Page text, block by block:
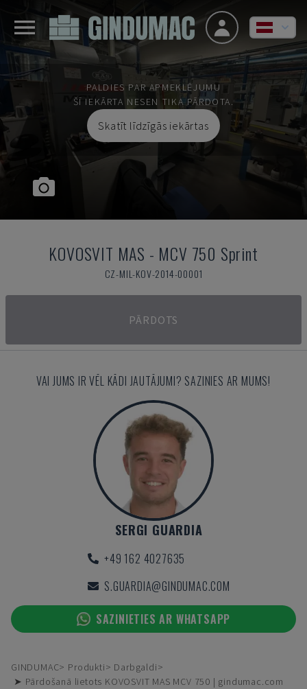
PALDIES PAR APMEKLĒJUMU
ŠĪ IEKĀRTA NESEN TIKA PĀRDOTA.
Skatīt līdzīgās iekārtas
KOVOSVIT MAS - MCV 750 Sprint
CZ-MIL-KOV-2014-00001
PĀRDOTS
VAI JUMS IR VĒL KĀDI JAUTĀJUMI? SAZINIES AR MUMS!
SERGI GUARDIA
+49 162 4027635
S.GUARDIA@GINDUMAC.COM
SAZINIETIES AR WHATSAPP
GINDUMAC Produkti
Darbgaldi
➤ Pārdošanā lietots KOVOSVIT MAS MCV 750 | gindumac.com